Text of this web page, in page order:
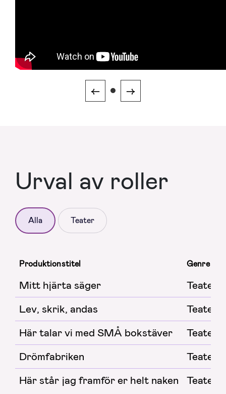
← →
Urval av roller
Alla Teater
Produktionstitel Genre
Mitt hjärta säger Teater
Lev, skrik, andas
Teater
Här talar vi med SMÅ bokstäver
Teater
Drömfabriken
Teater
Här står jag framför er helt naken
Teater